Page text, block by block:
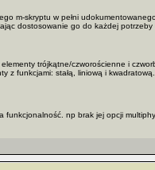
m-skryptu w pełni
dostosowanie go do każdej potrzeby
trójkątne/czworościenne i
z funkcjami: stałą, liniową i
np brak jej opcji